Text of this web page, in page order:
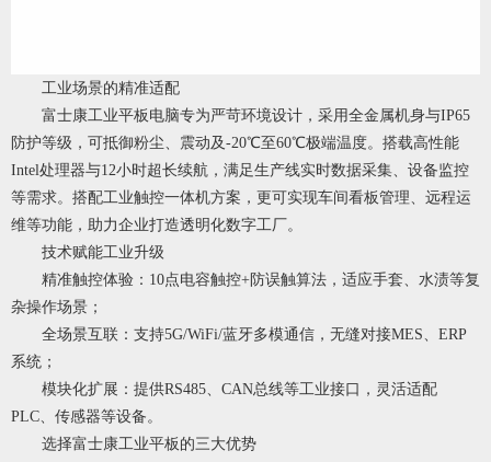
工业场景的精准适配
富士康工业平板电脑专为严苛环境设计，采用全金属机身与IP65
防护等级，可抵御粉尘、震动及-20℃至60℃极端温度。搭载高性能
Intel处理器与12小时超长续航，满足生产线实时数据采集、设备监控
等需求。搭配工业触控一体机方案，更可实现车间看板管理、远程运
维等功能，助力企业打造透明化数字工厂。
技术赋能工业升级
精准触控体验：10点电容触控+防误触算法，适应手套、水渍等复
杂操作场景；
全场景互联：支持5G/WiFi/蓝牙多模通信，无缝对接MES、ERP
系统；
模块化扩展：提供RS485、CAN总线等工业接口，灵活适配
PLC、传感器等设备。
选择富士康工业平板的三大优势